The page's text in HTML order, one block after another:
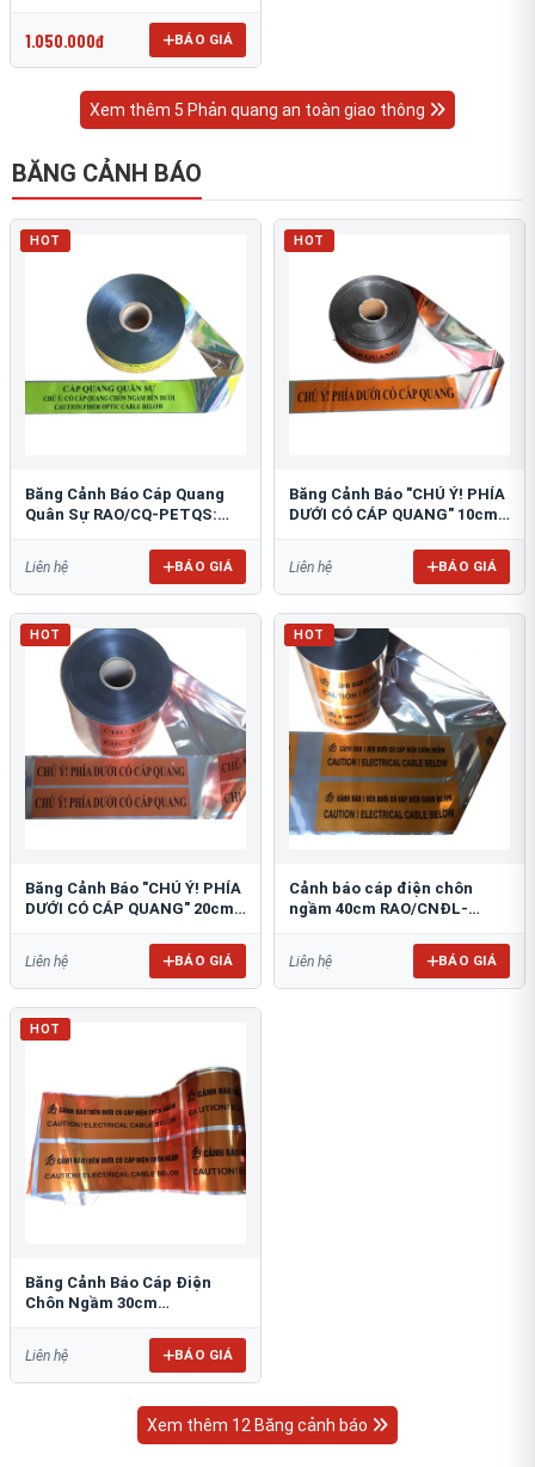
1.050.000đ BÁO GIÁ
Xem thêm 5 Phản quang an toàn giao thông
BĂNG CẢNH BÁO
HOT
Băng Cảnh Báo Cáp Quang
Quân Sự RAO/CQ-PETQS:
Liên hệ BÁO GIÁ
HOT
Băng Cảnh Báo "CHÚ Ý! PHÍA
DƯỚI CÓ CÁP QUANG" 10cm:
Liên hệ BÁO GIÁ
HOT
Băng Cảnh Báo "CHÚ Ý! PHÍA
DƯỚI CÓ CÁP QUANG" 20cm
Liên hệ BÁO GIÁ
HOT
Cảnh báo cáp điện chôn
ngầm 40cm RAO/CNĐL-
Liên hệ BÁO GIÁ
HOT
Băng Cảnh Báo Cáp Điện
Chôn Ngầm 30cm
Liên hệ BÁO GIÁ
Xem thêm 12 Băng cảnh báo